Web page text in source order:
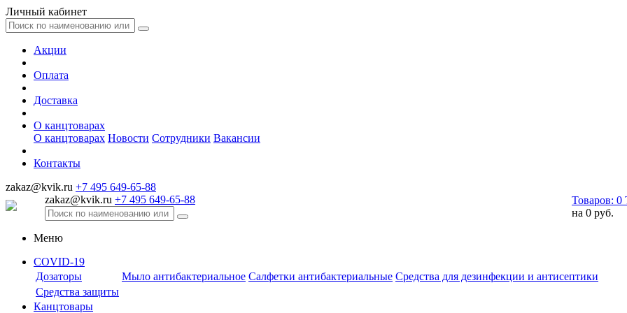
Личный кабинет
Акции
Оплата
Доставка
О канцтоварах
О канцтоварах Новости Сотрудники Вакансии
Контакты
zakaz@kvik.ru +7 495 649-65-88
zakaz@kvik.ru +7 495 649-65-88 Товаров: 0
на 0 руб.
Меню
COVID-19
Дозаторы
Мыло антибактериальное Салфетки антибактериальные Средства для дезинфекции и антисептики
Средства защиты
Канцтовары